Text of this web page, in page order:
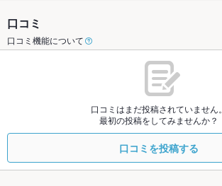
口コミ
口コミ機能について
口コミはまだ投稿されていません。
最初の投稿をしてみませんか？
口コミを投稿する